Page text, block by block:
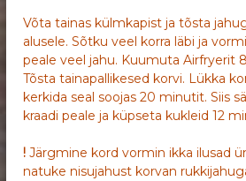
Võta tainas külmkapist ja tõsta
alusele. Sõtku veel korra läbi ja
peale veel jahu. Kuumuta Airfryerit
Tõsta tainapallikesed korvi. Lükka
kerkida seal soojas 20 minutit. Siis
kraadi peale ja küpseta kukleid 12
!Järgmine kord vormin ikka ilusad
natuke nisujahust korvan